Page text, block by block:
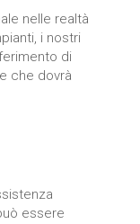
nelle realtà
i nostri
di
che dovrà
essere